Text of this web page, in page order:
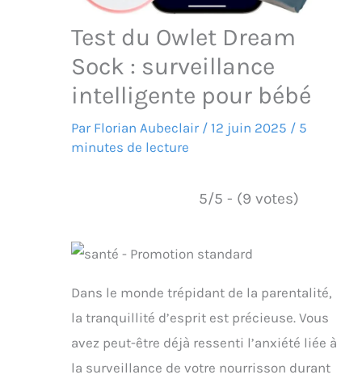
Test du Owlet Dream
Sock : surveillance
intelligente pour bébé
Par Florian Aubeclair / 12 juin 2025 / 5
minutes de lecture
5/5 - (9 votes)
Dans le monde trépidant de la parentalité,
la tranquillité d’esprit est précieuse. Vous
avez peut-être déjà ressenti l’anxiété liée à
la surveillance de votre nourrisson durant